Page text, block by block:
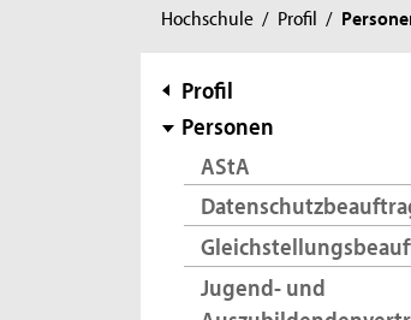
Sie
hier:
Hochschule / Profil /
Subnavigation
Profil
Personen
AStA
Jugend- und